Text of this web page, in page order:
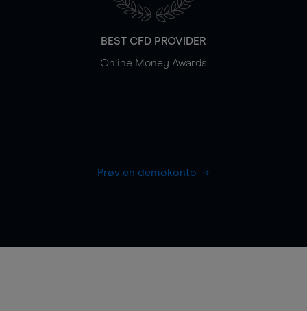
BEST CFD PROVIDER
Online Money Awards
Prøv en demokonto